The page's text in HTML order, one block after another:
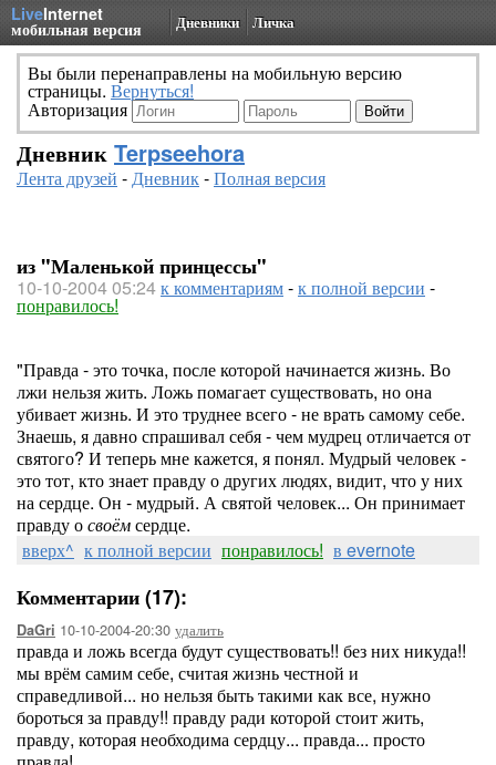
LiveInternet
мобильная версия Дневники Личка
Вы были перенаправлены на мобильную версию
страницы. Вернуться!
Авторизация
Дневник Terpseehora
Лента друзей -Дневник-Полная версия
из "Маленькой принцессы"
10-10-2004 05:24к комментариям-к полной версии -
понравилось!
"Правда - это точка, после которой начинается жизнь. Во
лжи нельзя жить. Ложь помагает существовать, но она
убивает жизнь. И это труднее всего - не врать самому себе.
Знаешь, я давно спрашивал себя - чем мудрец отличается от
святого? И теперь мне кажется, я понял. Мудрый человек -
это тот, кто знает правду о других людях, видит, что у них
на сердце. Он - мудрый. А святой человек... Он принимает
правду освоёмсердце.
вверх^ к полной версии понравилось! в evernote
Комментарии (17):
DaGri 10-10-2004-20:30 удалить
правда и ложь всегда будут существовать!! без них никуда!!
мы врём самим себе, считая жизнь честной и
справедливой... но нельзя быть такими как все, нужно
бороться за правду!! правду ради которой стоит жить,
правду, которая необходима сердцу... правда... просто